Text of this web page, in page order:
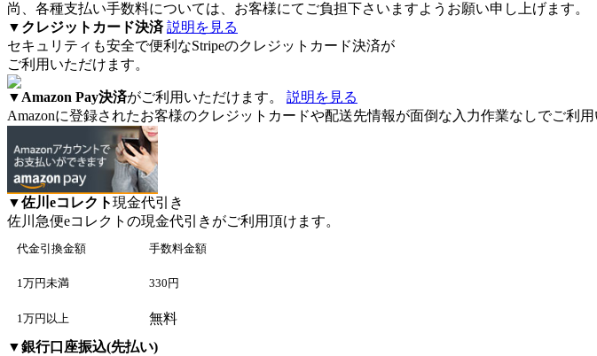
尚、各種支払い手数料については、お客様にてご負担下さいますようお願い申し上げます。
▼ クレジットカード決済 説明を見る
セキュリティも安全で便利なStripeのクレジットカード決済が
ご利用いただけます。
▼ Amazon Pay決済がご利用いただけます。 説明を見る
Amazonに登録されたお客様のクレジットカードや配送先情報が面倒な入力作業なしでご利用
▼佐川eコレクト現金代引き
佐川急便eコレクト の現金代引きがご利用頂けます。
代金引換金額 手数料金額
1万円未満 330円
1万円以上
無料
▼銀行口座振込(先払い)